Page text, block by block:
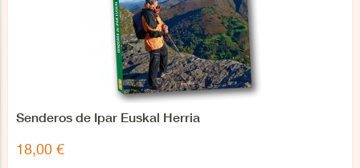
Senderos de Ipar Euskal Herria
18,00 €